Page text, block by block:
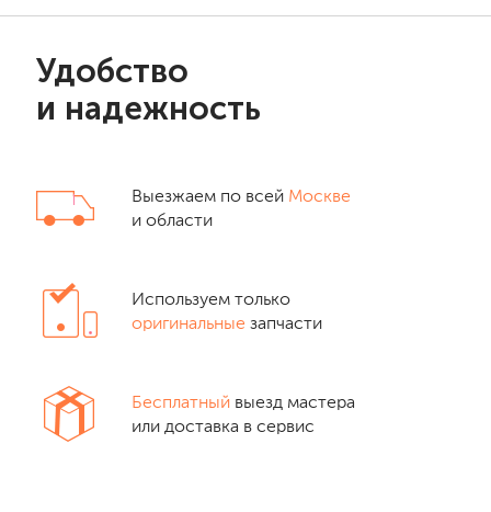
Удобство
и надежность
Выезжаем по всей Москве
и области
Используем только
оригинальные запчасти
Бесплатный выезд мастера
или доставка в сервис